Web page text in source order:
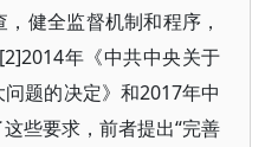
健全监督机制和程序，
年《中共中央关于
题的决定》和2017年中
些要求，前者提出“完善